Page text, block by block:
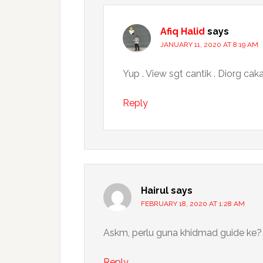
Afiq Halid says
JANUARY 11, 2020 AT 8:19 AM
Yup . View sgt cantik . Diorg
Reply
Hairul says
FEBRUARY 18, 2020 AT 1:28 AM
Askm, perlu guna khidmad guide ke?